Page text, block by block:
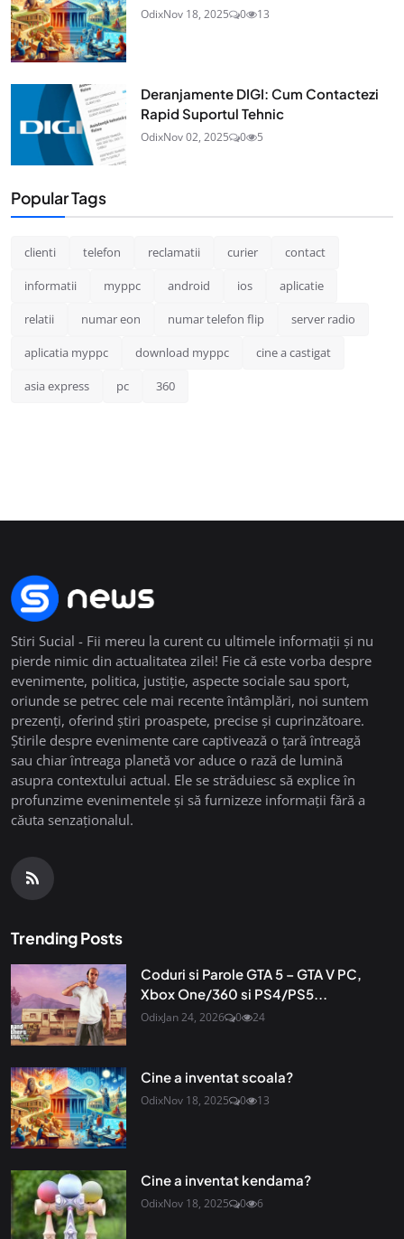
OdixNov 18, 2025 0 13
Deranjamente DIGI: Cum Contactezi
Rapid Suportul Tehnic
OdixNov 02, 2025 0 5
Popular Tags
clienti telefon reclamatii curier contact
informatii myppc android ios aplicatie
relatii numar eon numar telefon flip server radio
aplicatia myppc download myppc cine a castigat
asia express pc 360
Stiri Sucial - Fii mereu la curent cu ultimele informații și nu
pierde nimic din actualitatea zilei! Fie că este vorba despre
evenimente, politica, justiție, aspecte sociale sau sport,
oriunde se petrec cele mai recente întâmplări, noi suntem
prezenți, oferind știri proaspete, precise și cuprinzătoare.
Știrile despre evenimente care captivează o țară întreagă
sau chiar întreaga planetă vor aduce o rază de lumină
asupra contextului actual. Ele se străduiesc să explice în
profunzime evenimentele și să furnizeze informații fără a
căuta senzaționalul.
Trending Posts
Coduri si Parole GTA 5 – GTA V PC,
Xbox One/360 si PS4/PS5...
OdixJan 24, 2026 0 24
Cine a inventat scoala?
OdixNov 18, 2025 0 13
Cine a inventat kendama?
OdixNov 18, 2025 0 6